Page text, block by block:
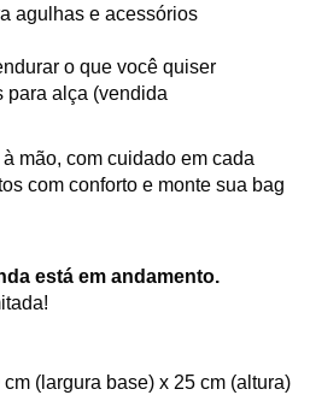
agulhas e acessórios
o que você quiser
para alça (vendida
mão, com cuidado em cada
com conforto e monte sua bag
está em andamento.
(largura base) x 25 cm (altura)